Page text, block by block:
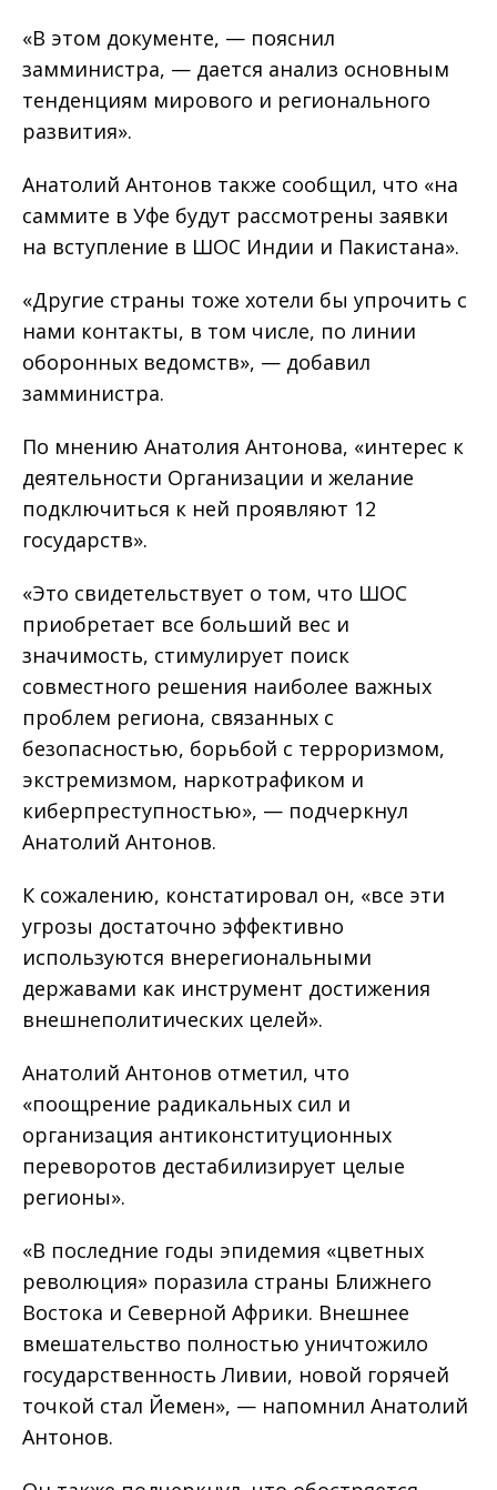
«В этом документе, — пояснил
замминистра, — дается анализ основным
тенденциям мирового и регионального
развития».
Анатолий Антонов также сообщил, что «на
саммите в Уфе будут рассмотрены заявки
на вступление в ШОС Индии и Пакистана».
«Другие страны тоже хотели бы упрочить с
нами контакты, в том числе, по линии
оборонных ведомств», — добавил
замминистра.
По мнению Анатолия Антонова, «интерес к
деятельности Организации и желание
подключиться к ней проявляют 12
государств».
«Это свидетельствует о том, что ШОС
приобретает все больший вес и
значимость, стимулирует поиск
совместного решения наиболее важных
проблем региона, связанных с
безопасностью, борьбой с терроризмом,
экстремизмом, наркотрафиком и
киберпреступностью», — подчеркнул
Анатолий Антонов.
К сожалению, констатировал он, «все эти
угрозы достаточно эффективно
используются внерегиональными
державами как инструмент достижения
внешнеполитических целей».
Анатолий Антонов отметил, что
«поощрение радикальных сил и
организация антиконституционных
переворотов дестабилизирует целые
регионы».
«В последние годы эпидемия «цветных
революция» поразила страны Ближнего
Востока и Северной Африки. Внешнее
вмешательство полностью уничтожило
государственность Ливии, новой горячей
точкой стал Йемен», — напомнил Анатолий
Антонов.